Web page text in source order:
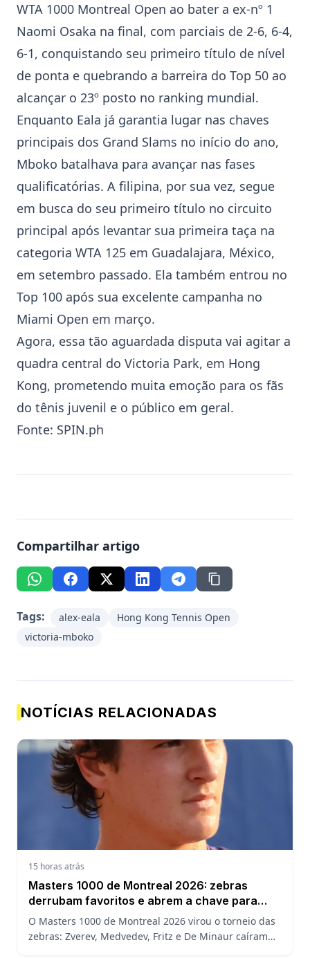
WTA 1000 Montreal Open ao bater a ex-nº 1
Naomi Osaka na final, com parciais de 2-6, 6-4,
6-1, conquistando seu primeiro título de nível
de ponta e quebrando a barreira do Top 50 ao
alcançar o 23º posto no ranking mundial.
Enquanto Eala já garantia lugar nas chaves
principais dos Grand Slams no início do ano,
Mboko batalhava para avançar nas fases
qualificatórias. A filipina, por sua vez, segue
em busca do seu primeiro título no circuito
principal após levantar sua primeira taça na
categoria WTA 125 em Guadalajara, México,
em setembro passado. Ela também entrou no
Top 100 após sua excelente campanha no
Miami Open em março.
Agora, essa tão aguardada disputa vai agitar a
quadra central do Victoria Park, em Hong
Kong, prometendo muita emoção para os fãs
do tênis juvenil e o público em geral.
Fonte: SPIN.ph
Compartilhar artigo
Tags: alex-eala
Hong Kong Tennis Open
victoria-mboko
NOTÍCIAS RELACIONADAS
15 horas atrás
Masters 1000 de Montreal 2026: zebras
derrubam favoritos e abrem a chave para
João Fonseca
O Masters 1000 de Montreal 2026 virou o torneio das
zebras: Zverev, Medvedev, Fritz e De Minaur caíram